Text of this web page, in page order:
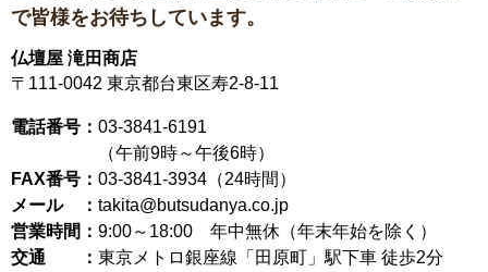
で皆様をお待ちしています。
仏壇屋 滝田商店
〒111-0042 東京都台東区寿2-8-11
電話番号： 03-3841-6191
（午前9時～午後6時）
FAX番号： 03-3841-3934（24時間）
メール ： takita@butsudanya.co.jp
営業時間： 9:00～18:00 年中無休（年末年始を除く）
交通 ： 東京メトロ銀座線「田原町」駅下車 徒歩2分